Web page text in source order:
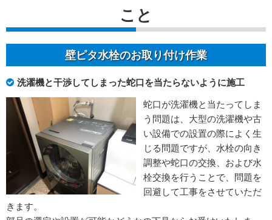
こと
壁ピタ水栓のお取り付け作業
洗濯機と干渉してしまった蛇口を当たらないように施工
蛇口が洗濯機と当たってしま
う問題は、大型の洗濯機や古
い設備での設置の際によく生
じる問題ですが、水栓の向き
調整や蛇口の交換、および水
栓交換を行うことで、問題を
回避して工事をさせていただ
きます。